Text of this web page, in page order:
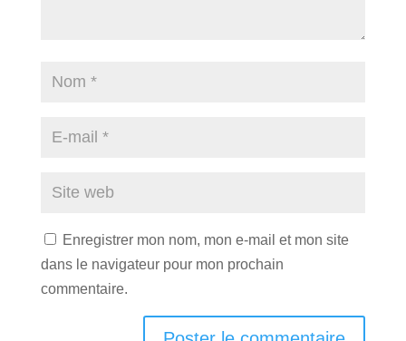
Enregistrer mon nom, mon e-mail et mon site
dans le navigateur pour mon prochain
commentaire.